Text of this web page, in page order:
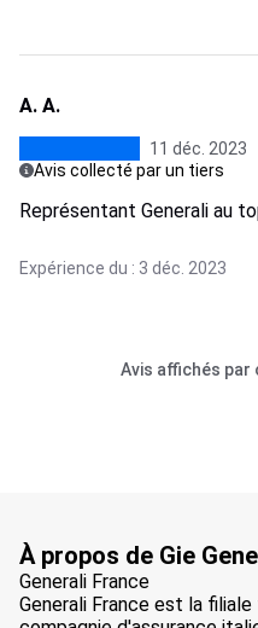
A. A.
11 déc. 2023
Avis collecté par un tiers
Représentant Generali au
Expérience du : 3 déc. 2023
Avis affichés
À propos de Gie
Generali France
Generali France est la